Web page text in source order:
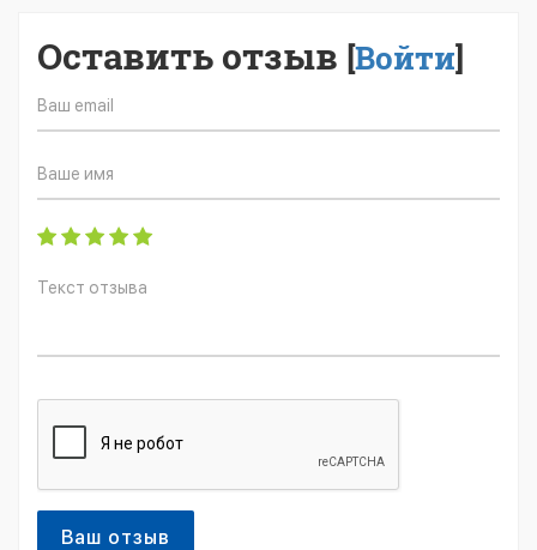
Оставить отзыв [Войти]
Ваш отзыв